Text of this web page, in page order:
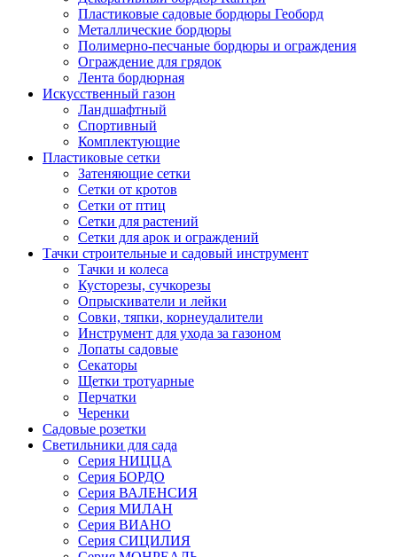
Пластиковые садовые бордюры Геоборд
Металлические бордюры
Полимерно-песчаные бордюры и ограждения
Ограждение для грядок
Лента бордюрная
Искусственный газон
Ландшафтный
Спортивный
Комплектующие
Пластиковые сетки
Затеняющие сетки
Сетки от кротов
Сетки от птиц
Сетки для растений
Сетки для арок и ограждений
Тачки строительные и садовый инструмент
Тачки и колеса
Кусторезы, сучкорезы
Опрыскиватели и лейки
Совки, тяпки, корнеудалители
Инструмент для ухода за газоном
Лопаты садовые
Секаторы
Щетки тротуарные
Перчатки
Черенки
Садовые розетки
Светильники для сада
Серия НИЦЦА
Серия БОРДО
Серия ВАЛЕНСИЯ
Серия МИЛАН
Серия ВИАНО
Серия СИЦИЛИЯ